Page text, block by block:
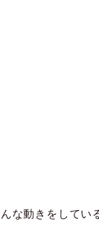
な動きをしてい